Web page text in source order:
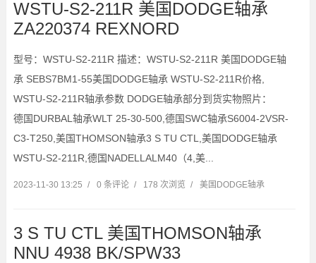
WSTU-S2-211R 美国DODGE轴承
ZA220374 REXNORD
型号：WSTU-S2-211R 描述：WSTU-S2-211R 美国DODGE轴
承 SEBS7BM1-55美国DODGE轴承 WSTU-S2-211R价格,
WSTU-S2-211R轴承参数 DODGE轴承部分到货实物照片：
德国DURBAL轴承WLT 25-30-500,德国SWC轴承S6004-2VSR-
C3-T250,美国THOMSON轴承3 S TU CTL,美国DODGE轴承
WSTU-S2-211R,德国NADELLALM40（4,美...
2023-11-30 13:25 / 0 条评论 / 178 次浏览 / 美国DODGE轴承
3 S TU CTL 美国THOMSON轴承
NNU 4938 BK/SPW33